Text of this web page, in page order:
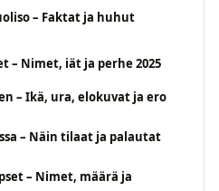
– Faktat ja huhut
– Nimet, iät ja perhe 2025
– Ikä, ura, elokuvat ja ero
– Näin tilaat ja palautat
– Nimet, määrä ja